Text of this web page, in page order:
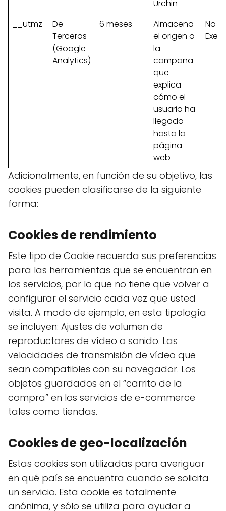
Urchin
__utmz
De
Terceros
(Google
Analytics)
6 meses
Almacena
el origen o
la
campaña
que
explica
cómo el
usuario ha
llegado
hasta la
página
web
No
Adicionalmente, en función de su objetivo, las
cookies pueden clasificarse de la siguiente
forma:
Cookies de rendimiento
Este tipo de Cookie recuerda sus preferencias
para las herramientas que se encuentran en
los servicios, por lo que no tiene que volver a
configurar el servicio cada vez que usted
visita. A modo de ejemplo, en esta tipología
se incluyen: Ajustes de volumen de
reproductores de vídeo o sonido. Las
velocidades de transmisión de vídeo que
sean compatibles con su navegador. Los
objetos guardados en el “carrito de la
compra” en los servicios de e-commerce
tales como tiendas.
Cookies de geo-localización
Estas cookies son utilizadas para averiguar
en qué país se encuentra cuando se solicita
un servicio. Esta cookie es totalmente
anónima, y sólo se utiliza para ayudar a